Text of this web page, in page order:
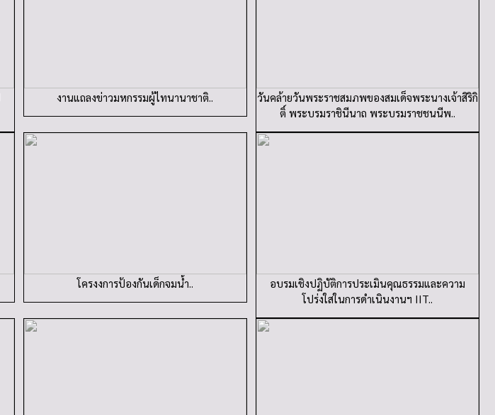
งานแถลงข่าวมหกรรมผู้ไทนานาชาติ..
วันคล้ายวันพระราชสมภพของสมเด็จพระนางเจ้าสิริกิ
ติ์ พระบรมราชินีนาถ พระบรมราชชนนีพ..
โครงงการป้องกันเด็กจมน้ำ..
อบรมเชิงปฏิบัติการประเมินคุณธรรมและความ
โปร่งใสในการดำเนินงานฯ IIT..